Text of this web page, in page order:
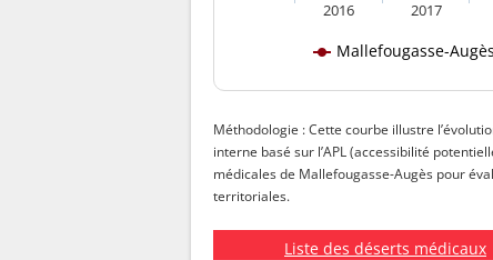
Mallefougasse-Augès
2016 2017
Méthodologie : Cette courbe illustre
interne basé sur l’APL (accessibilité
médicales de Mallefougasse-Augès pour
territoriales.
Liste des déserts médicaux